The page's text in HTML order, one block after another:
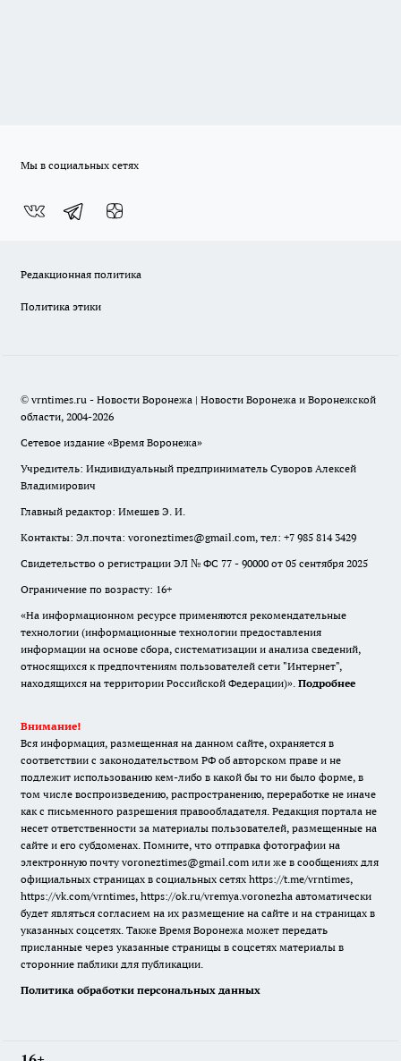
Мы в социальных сетях
Редакционная политика
Политика этики
© vrntimes.ru - Новости Воронежа | Новости Воронежа и Воронежской
области, 2004-2026
Сетевое издание «Время Воронежа»
Учредитель: Индивидуальный предприниматель Суворов Алексей
Владимирович
Главный редактор: Имешев Э. И.
Контакты: Эл.почта: voroneztimes@gmail.com, тел: +7 985 814 3429
Свидетельство о регистрации ЭЛ № ФС 77 - 90000 от 05 сентября 2025
Ограничение по возрасту: 16+
«На информационном ресурсе применяются рекомендательные
технологии (информационные технологии предоставления
информации на основе сбора, систематизации и анализа сведений,
относящихся к предпочтениям пользователей сети "Интернет",
находящихся на территории Российской Федерации)». Подробнее
Внимание!
Вся информация, размещенная на данном сайте, охраняется в
соответствии с законодательством РФ об авторском праве и не
подлежит использованию кем-либо в какой бы то ни было форме, в
том числе воспроизведению, распространению, переработке не иначе
как с письменного разрешения правообладателя. Редакция портала не
несет ответственности за материалы пользователей, размещенные на
сайте и его субдоменах. Помните, что отправка фотографии на
электронную почту voroneztimes@gmail.com или же в сообщениях для
официальных страницах в социальных сетях https://t.me/vrntimes,
https://vk.com/vrntimes, https://ok.ru/vremya.voronezha автоматически
будет являться согласием на их размещение на сайте и на страницах в
указанных соцсетях. Также Время Воронежа может передать
присланные через указанные страницы в соцсетях материалы в
сторонние паблики для публикации.
Политика обработки персональных данных